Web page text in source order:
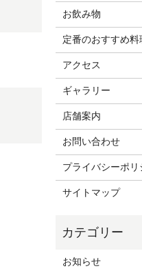
お飲み物
定番のおすすめ料
アクセス
ギャラリー
店舗案内
お問い合わせ
プライバシーポリ
サイトマップ
お知らせ